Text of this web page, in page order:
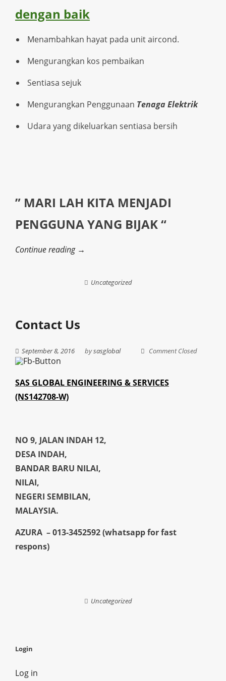
dengan baik
Menambahkan hayat pada unit aircond.
Mengurangkan kos pembaikan
Sentiasa sejuk
Mengurangkan Penggunaan Tenaga Elektrik
Udara yang dikeluarkan sentiasa bersih
” MARI LAH KITA MENJADI
PENGGUNA YANG BIJAK “
Continue reading →
Uncategorized
Contact Us
September 8, 2016 bysasglobal Comment Closed
SAS GLOBAL ENGINEERING & SERVICES
(NS142708-W)
NO 9, JALAN INDAH 12,
DESA INDAH,
BANDAR BARU NILAI,
NILAI,
NEGERI SEMBILAN,
MALAYSIA.
AZURA – 013-3452592 (whatsapp for fast
respons)
Uncategorized
Login
Log in